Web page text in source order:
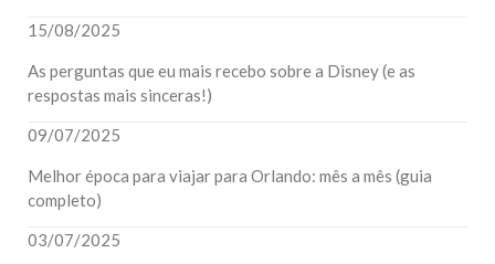
15/08/2025
As perguntas que eu mais recebo sobre a Disney (e as
respostas mais sinceras!)
09/07/2025
Melhor época para viajar para Orlando: mês a mês (guia
completo)
03/07/2025